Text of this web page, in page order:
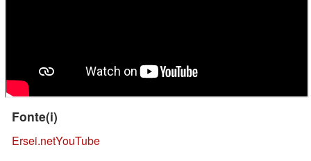
Fonte(i)
Ersei.netYouTube